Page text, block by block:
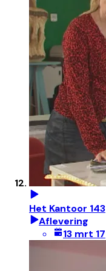
Het Kantoor 143
Aflevering
13 mrt 17